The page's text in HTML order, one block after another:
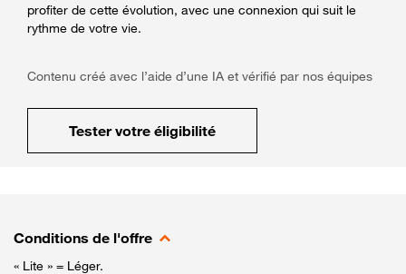
profiter de cette évolution, avec une connexion qui suit le
rythme de votre vie.
Contenu créé avec l’aide d’une IA et vérifié par nos équipes
Tester votre éligibilité
Conditions de l'offre
« Lite » = Léger.